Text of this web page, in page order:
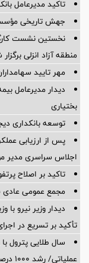
تاکید مدیرعامل
جهش تاریخی
نخستین نشست
منطقه آزاد انزلی
مهر تایید سهامداران بر
دیدار مدیرعامل
بختیاری
توسعه بانكداری
پس از ارزیابی
اجلاس سراسری مدیر
تاکید بر اصلاح
مجمع عمومی عادی
دیدار وزیر نیرو
تأکید بر تسریع در
عملیاتی/ رشد ۱۰۰۰ درصدی سود نقدی در مجمع سالانه